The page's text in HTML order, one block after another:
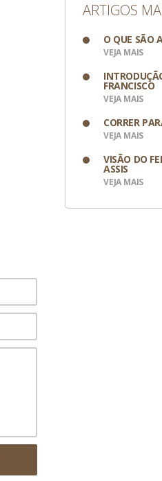
ARTIGOS
O QUE SÃO
VEJA MAIS
FRANCISCO
VEJA MAIS
CORRER
VEJA MAIS
VISÃO DO
ASSIS
VEJA MAIS